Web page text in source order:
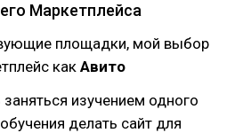
Маркетплейса
площадки, мой выбор
как Авито
изучением одного
делать сайт для